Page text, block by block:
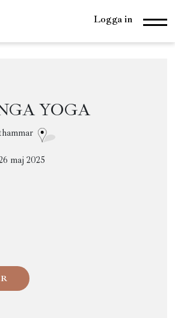
Logga in
YOGA
maj 2025